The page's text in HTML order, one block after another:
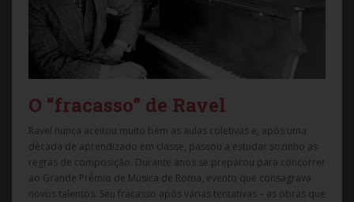
O “fracasso” de Ravel
Ravel nunca aceitou muito bem as aulas coletivas e, após uma
década de aprendizado em classe, passou a estudar sozinho as
regras de composição. Durante anos se preparou para concorrer
ao Grande Prêmio de Música de Roma, evento que consagrava
novos talentos. Seu fracasso após várias tentativas – as obras que